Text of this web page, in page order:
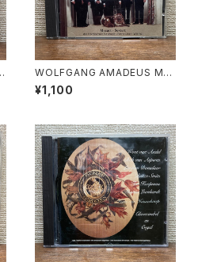
WOLFGANG AMADEUS MO
ZART Divertimenti【演奏者：
Mozart-Sextett】レコード会
¥1,100